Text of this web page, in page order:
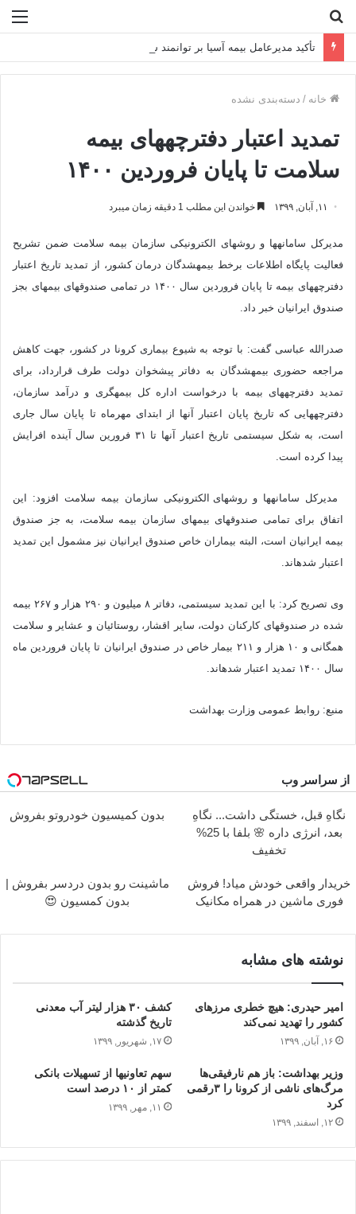
برای
تأکید مدیرعامل بیمه آسیا بر توانمند سازی سرمایه انسانی
خانه / دسته‌بندی نشده
تمدید اعتبار دفترچه‎های بیمه
سلامت تا پایان فروردین ۱۴۰۰
۱۱, آبان, ۱۳۹۹ خواندن این مطلب 1 دقیقه زمان میبرد
مدیرکل سامانه‎ها و روش‎های الکترونیکی سازمان بیمه سلامت ضمن تشریح
فعالیت پایگاه اطلاعات برخط بیمه‎شدگان درمان کشور، از تمدید تاریخ اعتبار
دفترچه‎های بیمه تا پایان فروردین سال ۱۴۰۰ در تمامی صندوق‎های بیمه‎ای بجز
صندوق ایرانیان خبر داد.
صدرالله عباسی گفت: با توجه به شیوع بیماری کرونا در کشور، جهت کاهش
مراجعه حضوری بیمه‎شدگان به دفاتر پیشخوان دولت طرف قرارداد، برای
تمدید دفترچه‎های بیمه با درخواست اداره کل بیمه‎گری و درآمد سازمان،
دفترچه‎هایی که تاریخ پایان اعتبار آنها از ابتدای مهرماه تا پایان سال جاری
است، به شکل سیستمی تاریخ اعتبار آنها تا ۳۱ فرورین سال آینده افرایش
پیدا کرده است.
مدیرکل سامانه‎ها و روش‎های الکترونیکی سازمان بیمه سلامت افزود: این
اتفاق برای تمامی صندوق‎های بیمه‎ای سازمان بیمه سلامت، به جز صندوق
بیمه ایرانیان است، البته بیماران خاص صندوق ایرانیان نیز مشمول این تمدید
اعتبار شده‎اند.
وی تصریح کرد: با این تمدید سیستمی، دفاتر ۸ میلیون و ۲۹۰ هزار و ۲۶۷ بیمه
شده در صندوق‎های کارکنان دولت، سایر اقشار، روستائیان و عشایر و سلامت
همگانی و ۱۰ هزار و ۲۱۱ بیمار خاص در صندوق ایرانیان تا پایان فروردین ماه
سال ۱۴۰۰ تمدید اعتبار شده‎اند.
منبع: روابط عمومی وزارت بهداشت
از سراسر وب
نگاهِ قبل، خستگی داشت... نگاهِ
بعد، انرژی داره 🌸 بلفا با 25%
تخفیف
بدون کمیسیون خودروتو بفروش
خریدار واقعی خودش میاد! فروش
فوری ماشین در همراه مکانیک
ماشینت رو بدون دردسر بفروش |
بدون کمسیون 😍
نوشته های مشابه
امیر حیدری: هیچ خطری مرزهای
کشور را تهدید نمی‌کند
۱۶, آبان, ۱۳۹۹
کشف ۳۰ هزار لیتر آب معدنی
تاریخ گذشته
۱۷, شهریور, ۱۳۹۹
وزیر بهداشت: باز هم نارفیقی‌ها
مرگ‌های ناشی از کرونا را ۳رقمی
کرد
۱۲, اسفند, ۱۳۹۹
سهم تعاونی‎ها از تسهیلات بانکی
کمتر از ۱۰ درصد است
۱۱, مهر, ۱۳۹۹